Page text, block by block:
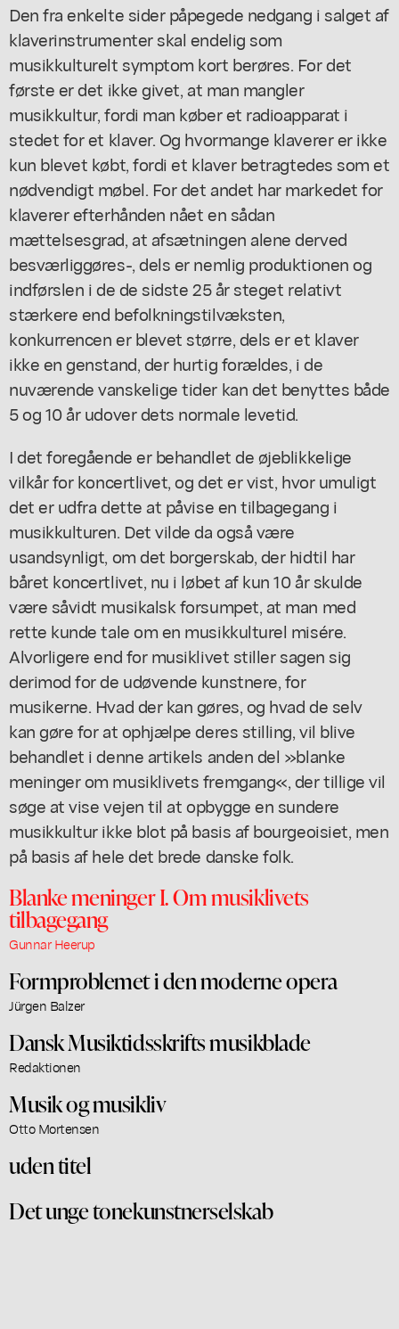
Den fra enkelte sider påpegede nedgang i salget af
klaverinstrumenter skal endelig som
musikkulturelt symptom kort berøres. For det
første er det ikke givet, at man mangler
musikkultur, fordi man køber et radioapparat i
stedet for et klaver. Og hvormange klaverer er ikke
kun blevet købt, fordi et klaver betragtedes som et
nødvendigt møbel. For det andet har markedet for
klaverer efterhånden nået en sådan
mættelsesgrad, at afsætningen alene derved
besværliggøres-, dels er nemlig produktionen og
indførslen i de de sidste 25 år steget relativt
stærkere end befolkningstilvæksten,
konkurrencen er blevet større, dels er et klaver
ikke en genstand, der hurtig forældes, i de
nuværende vanskelige tider kan det benyttes både
5 og 10 år udover dets normale levetid.
I det foregående er behandlet de øjeblikkelige
vilkår for koncertlivet, og det er vist, hvor umuligt
det er udfra dette at påvise en tilbagegang i
musikkulturen. Det vilde da også være
usandsynligt, om det borgerskab, der hidtil har
båret koncertlivet, nu i løbet af kun 10 år skulde
være såvidt musikalsk forsumpet, at man med
rette kunde tale om en musikkulturel misére.
Alvorligere end for musiklivet stiller sagen sig
derimod for de udøvende kunstnere, for
musikerne. Hvad der kan gøres, og hvad de selv
kan gøre for at ophjælpe deres stilling, vil blive
behandlet i denne artikels anden del »blanke
meninger om musiklivets fremgang«, der tillige vil
søge at vise vejen til at opbygge en sundere
musikkultur ikke blot på basis af bourgeoisiet, men
på basis af hele det brede danske folk.
Blanke meninger I. Om musiklivets
tilbagegang
Gunnar Heerup
Formproblemet i den moderne opera
Jürgen Balzer
Dansk Musiktidsskrifts musikblade
Redaktionen
Musik og musikliv
Otto Mortensen
uden titel
Det unge tonekunstnerselskab